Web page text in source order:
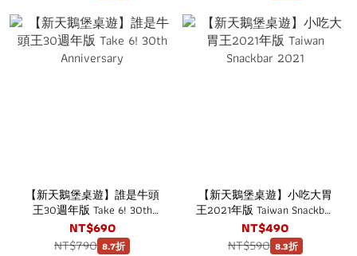
【新天鵝堡桌遊】誰是牛頭
王30週年版 Take 6! 30th
Anniversary
NT$690
NT$790 8.7折
【新天鵝堡桌遊】小吃大胃
王2021年版 Taiwan Snackbar
2021
NT$490
NT$590 8.3折